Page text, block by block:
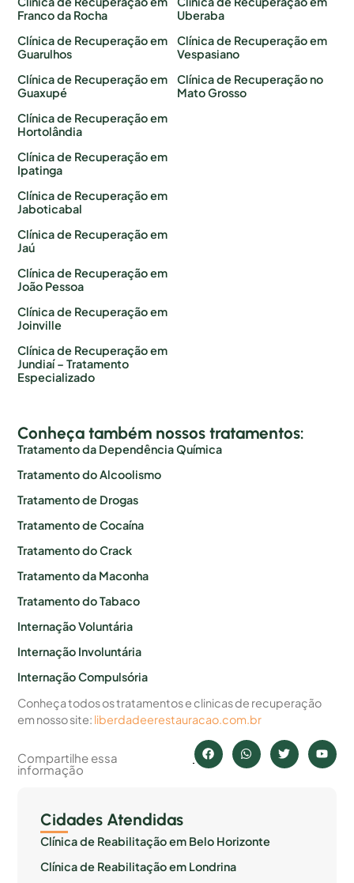
Franco da Rocha
Clínica de Recuperação em
Guarulhos
Clínica de Recuperação em
Guaxupé
Clínica de Recuperação em
Hortolândia
Clínica de Recuperação em
Ipatinga
Clínica de Recuperação em
Jaboticabal
Clínica de Recuperação em
Jaú
Clínica de Recuperação em
João Pessoa
Clínica de Recuperação em
Joinville
Clínica de Recuperação em
Jundiaí – Tratamento
Especializado
Uberaba
Clínica de Recuperação em
Vespasiano
Clínica de Recuperação no
Mato Grosso
Conheça também nossos tratamentos:
Tratamento da Dependência Química
Tratamento do Alcoolismo
Tratamento de Drogas
Tratamento de Cocaína
Tratamento do Crack
Tratamento da Maconha
Tratamento do Tabaco
Internação Voluntária
Internação Involuntária
Internação Compulsória
Conheça todos os tratamentos e clinicas de recuperação
em nosso site: liberdadeerestauracao.com.br
Compartilhe essa
informação
Cidades Atendidas
Clínica de Reabilitação em Belo Horizonte
Clínica de Reabilitação em Londrina